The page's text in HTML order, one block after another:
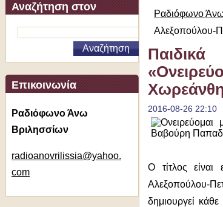
Αναζήτηση στον
ιστότοπο
Επικοινωνία
Ραδιόφωνο Άνω
Βριλησσίων
radioanovrilissia@yahoo.
com
Ραδιόφωνο
Αλεξοπούλου-
Παιδικά
2016-08-26 22:10
Ο τίτλος είναι
Αλεξοπούλου-
δημιουργεί